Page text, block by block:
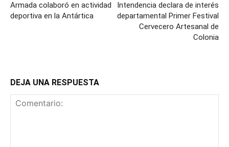
Armada colaboró en actividad
deportiva en la Antártica
Intendencia declara de interés
departamental Primer Festival
Cervecero Artesanal de
Colonia
DEJA UNA RESPUESTA